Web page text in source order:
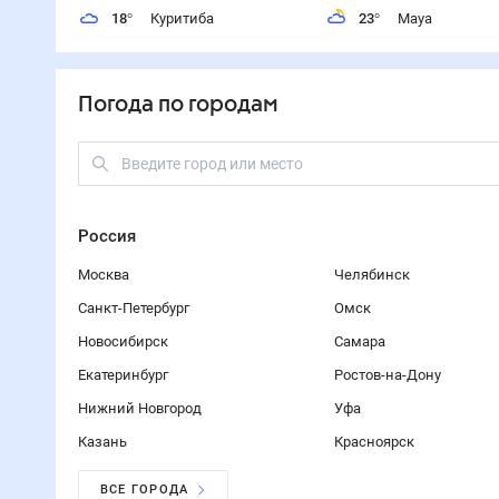
18° Куритиба 23° Мауа
Погода по городам
Россия
Москва
Санкт-Петербург
Новосибирск
Екатеринбург
Нижний Новгород
Казань
Челябинск
Омск
Самара
Ростов-на-Дону
Уфа
Красноярск
ВСЕ ГОРОДА